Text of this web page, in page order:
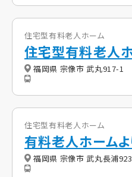
住宅型有料老人ホーム
住宅型有料老人
福岡県 宗像市 武丸917-1
住宅型有料老人ホーム
有料老人ホーム
福岡県 宗像市 武丸長浦923